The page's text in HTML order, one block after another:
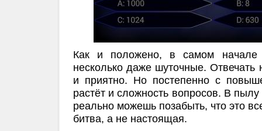
Как и положено, в самом начале
несколько даже шуточные. Отвечать
и приятно. Но постепенно с
растёт и сложность вопросов. В
реально можешь позабыть, что это
битва, а не настоящая.